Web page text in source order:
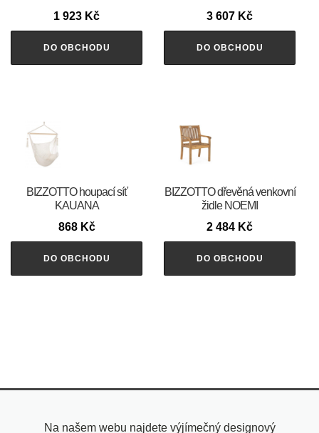
1 923 Kč
DO OBCHODU
3 607 Kč
DO OBCHODU
BIZZOTTO houpací síť
KAUANA
868 Kč
DO OBCHODU
BIZZOTTO dřevěná venkovní
židle NOEMI
2 484 Kč
DO OBCHODU
Na našem webu najdete výjímečný designový